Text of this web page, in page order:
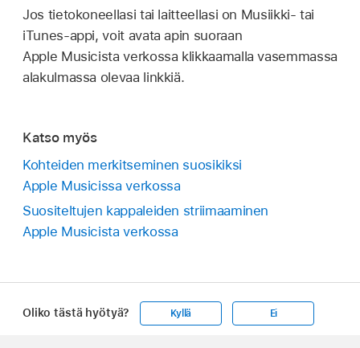
Jos tietokoneellasi tai laitteellasi on Musiikki- tai
iTunes-appi, voit avata apin suoraan
Apple Musicista verkossa klikkaamalla vasemmassa
alakulmassa olevaa linkkiä.
Katso myös
Kohteiden merkitseminen suosikiksi
Apple Musicissa verkossa
Suositeltujen kappaleiden striimaaminen
Apple Musicista verkossa
Oliko tästä hyötyä? Kyllä Ei